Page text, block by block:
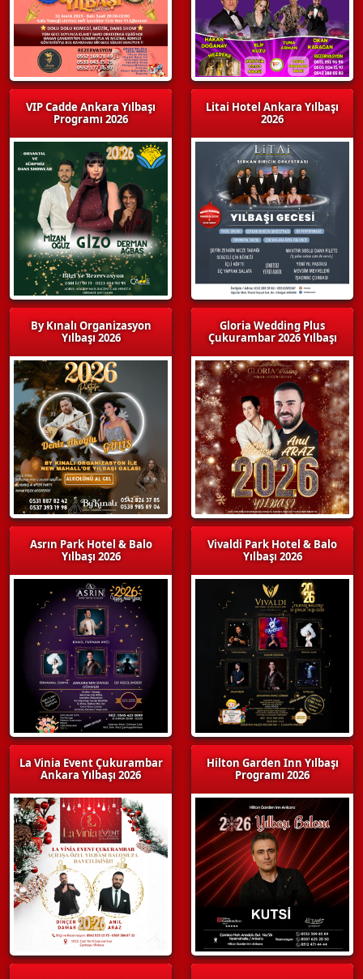
VIP Cadde Ankara Yılbaşı
Programı 2026
By Kınalı Organizasyon
Yılbaşı 2026
Asrın Park Hotel & Balo
Yılbaşı 2026
La Vinia Event Çukurambar
Ankara Yılbaşı 2026
Litai Hotel Ankara Yılbaşı
2026
Gloria Wedding Plus
Çukurambar 2026 Yılbaşı
Vivaldi Park Hotel & Balo
Yılbaşı 2026
Hilton Garden Inn Yılbaşı
Programı 2026